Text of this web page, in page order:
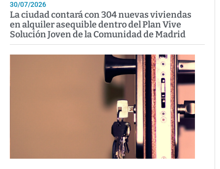
30/07/2026
La ciudad contará con 304 nuevas viviendas
en alquiler asequible dentro del Plan Vive
Solución Joven de la Comunidad de Madrid